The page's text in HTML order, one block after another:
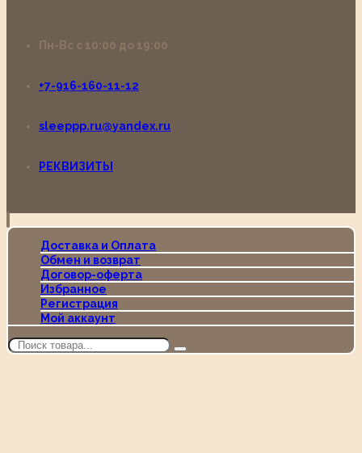
Пн-Вс с 10:00 до 19:00
+7-916-160-11-12
sleeppp.ru@yandex.ru
РЕКВИЗИТЫ
Доставка и Оплата
Обмен и возврат
Договор-оферта
Избранное
Регистрация
Мой аккаунт